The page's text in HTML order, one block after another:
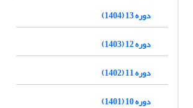
دوره 13 (1404)
دوره 12 (1403)
دوره 11 (1402)
دوره 10 (1401)